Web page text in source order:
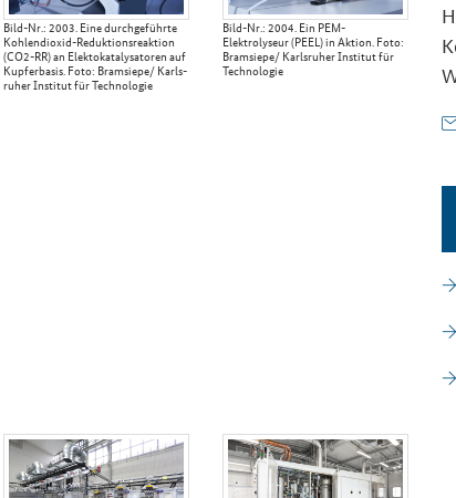
Bild-​Nr.: 2003. Eine durch­ge­führ­te
Kohlendioxid-​Reduktionsreaktion
(CO2-​RR) an Elek­to­ka­ta­ly­sa­to­ren auf
Kup­fer­ba­sis. Foto: Bramsie­pe/ Karls­
ru­her In­sti­tut für Tech­no­lo­gie
Bild-​Nr.: 2004. Ein PEM-​
Elektrolyseur (PEEL) in Ak­ti­on. Foto:
Bramsie­pe/ Karls­ru­her In­sti­tut für
Tech­no­lo­gie